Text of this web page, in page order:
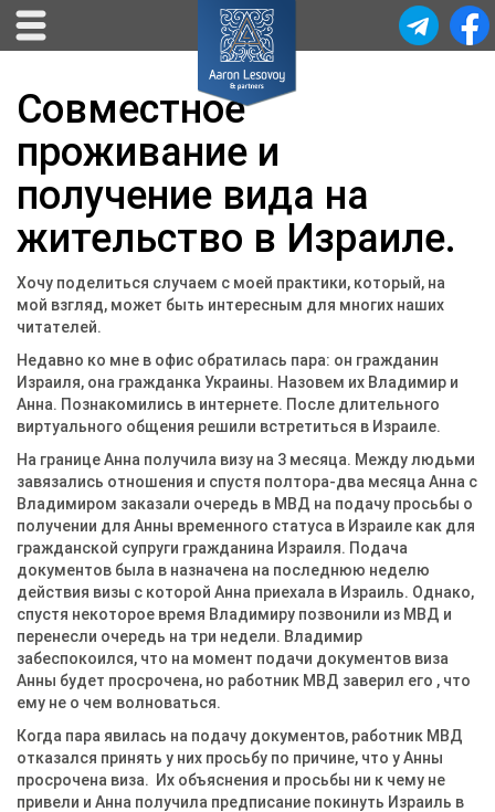
Совместное
проживание и
получение вида на
жительство в Израиле.
Хочу поделиться случаем с моей практики, который, на
мой взгляд, может быть интересным для многих наших
читателей.
Недавно ко мне в офис обратилась пара: он гражданин
Израиля, она гражданка Украины. Назовем их Владимир и
Анна. Познакомились в интернете. После длительного
виртуального общения решили встретиться в Израиле.
На границе Анна получила визу на 3 месяца. Между людьми
завязались отношения и спустя полтора-два месяца Анна с
Владимиром заказали очередь в МВД на подачу просьбы о
получении для Анны временного статуса в Израиле как для
гражданской супруги гражданина Израиля. Подача
документов была в назначена на последнюю неделю
действия визы с которой Анна приехала в Израиль. Однако,
спустя некоторое время Владимиру позвонили из МВД и
перенесли очередь на три недели. Владимир
забеспокоился, что на момент подачи документов виза
Анны будет просрочена, но работник МВД заверил его , что
ему не о чем волноваться.
Когда пара явилась на подачу документов, работник МВД
отказался принять у них просьбу по причине, что у Анны
просрочена виза. Их объяснения и просьбы ни к чему не
привели и Анна получила предписание покинуть Израиль в